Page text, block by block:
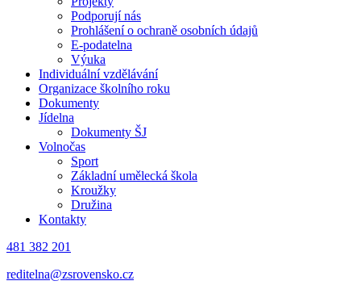
Podporují nás
Prohlášení o ochraně osobních údajů
E-podatelna
Výuka
Individuální vzdělávání
Organizace školního roku
Dokumenty
Jídelna
Dokumenty ŠJ
Volnočas
Sport
Základní umělecká škola
Kroužky
Družina
Kontakty
481 382 201
reditelna@zsrovensko.cz